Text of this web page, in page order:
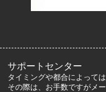
サポートセンター
タイミングや都合によって
その際は、お手数ですがメ